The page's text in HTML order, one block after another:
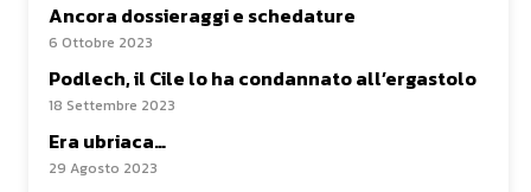
Ancora dossieraggi e schedature
6 Ottobre 2023
Podlech, il Cile lo ha condannato all’ergastolo
18 Settembre 2023
Era ubriaca…
29 Agosto 2023